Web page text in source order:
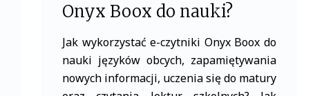
Onyx Boox do nauki?
Jak wykorzystać e-czytniki Onyx Boox do
nauki języków obcych, zapamiętywania
nowych informacji, uczenia się do matury